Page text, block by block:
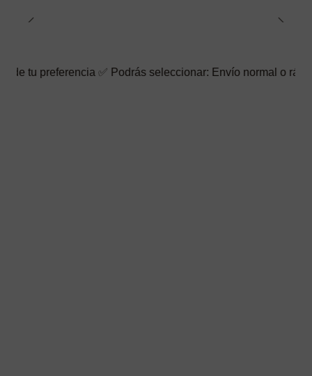
✅ Podrás seleccionar: Envío normal o rápido ☑️